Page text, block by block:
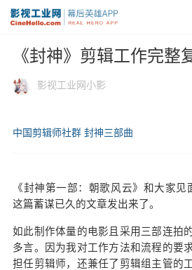
《封神》剪辑工作完整
影视工业网小影
中国剪辑师社群 封神三部曲
《封神第一部：朝歌风云》和大家
这篇蓄谋已久的文章发出来了。
如此制作体量的电影且采用三部连拍
多言。因为我对工作方法和流程的要
担任剪辑师，还兼任了剪辑组主管的